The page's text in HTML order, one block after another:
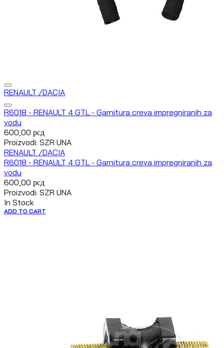
RENAULT /DACIA
R6018 - RENAULT 4 GTL - Garnitura creva impregniranih za
vodu
600,00 рсд
Proizvodi: SZR UNA
RENAULT /DACIA
R6018 - RENAULT 4 GTL - Garnitura creva impregniranih za
vodu
600,00 рсд
Proizvodi: SZR UNA
In Stock
ADD TO CART